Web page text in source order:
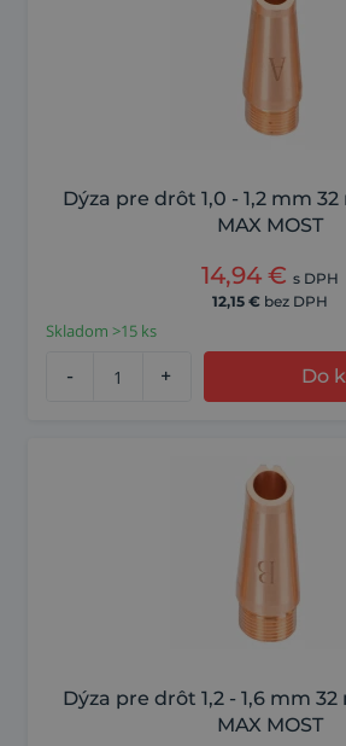
Dýza pre drôt 1,0 - 1,2 mm 32
MAX MOST
14,94 € s DPH
12,15 € bez DPH
Skladom >15 ks
- + Do
Dýza pre drôt 1,2 - 1,6 mm 32
MAX MOST